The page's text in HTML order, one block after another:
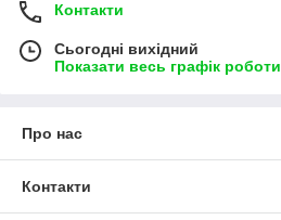
Контакти
Сьогодні вихідний
Показати весь графік роботи
Про нас
Контакти